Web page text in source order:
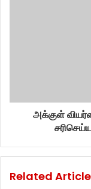
அக்குள்
Related